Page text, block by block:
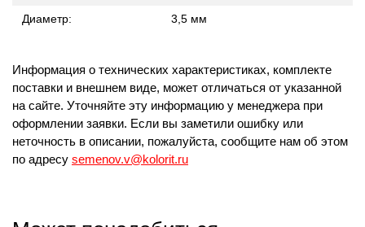
Диаметр: 3,5 мм
Информация о технических характеристиках, комплекте
поставки и внешнем виде, может отличаться от указанной
на сайте. Уточняйте эту информацию у менеджера при
оформлении заявки. Если вы заметили ошибку или
неточность в описании, пожалуйста, сообщите нам об этом
по адресу semenov.v@kolorit.ru